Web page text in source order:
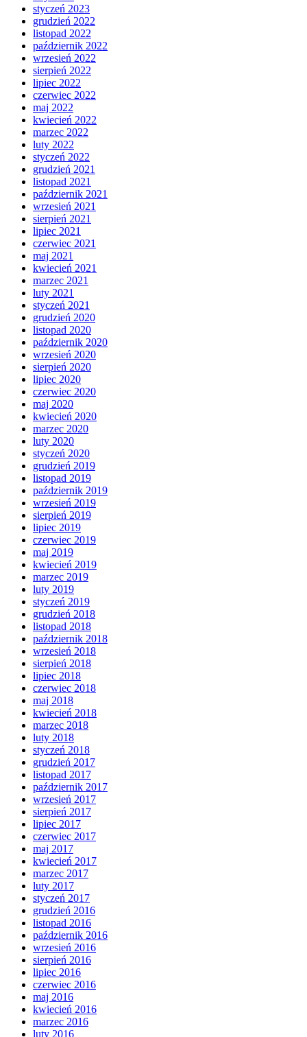
styczeń 2023
grudzień 2022
listopad 2022
październik 2022
wrzesień 2022
sierpień 2022
lipiec 2022
czerwiec 2022
maj 2022
kwiecień 2022
marzec 2022
luty 2022
styczeń 2022
grudzień 2021
listopad 2021
październik 2021
wrzesień 2021
sierpień 2021
lipiec 2021
czerwiec 2021
maj 2021
kwiecień 2021
marzec 2021
luty 2021
styczeń 2021
grudzień 2020
listopad 2020
październik 2020
wrzesień 2020
sierpień 2020
lipiec 2020
czerwiec 2020
maj 2020
kwiecień 2020
marzec 2020
luty 2020
styczeń 2020
grudzień 2019
listopad 2019
październik 2019
wrzesień 2019
sierpień 2019
lipiec 2019
czerwiec 2019
maj 2019
kwiecień 2019
marzec 2019
luty 2019
styczeń 2019
grudzień 2018
listopad 2018
październik 2018
wrzesień 2018
sierpień 2018
lipiec 2018
czerwiec 2018
maj 2018
kwiecień 2018
marzec 2018
luty 2018
styczeń 2018
grudzień 2017
listopad 2017
październik 2017
wrzesień 2017
sierpień 2017
lipiec 2017
czerwiec 2017
maj 2017
kwiecień 2017
marzec 2017
luty 2017
styczeń 2017
grudzień 2016
listopad 2016
październik 2016
wrzesień 2016
sierpień 2016
lipiec 2016
czerwiec 2016
maj 2016
kwiecień 2016
marzec 2016
luty 2016